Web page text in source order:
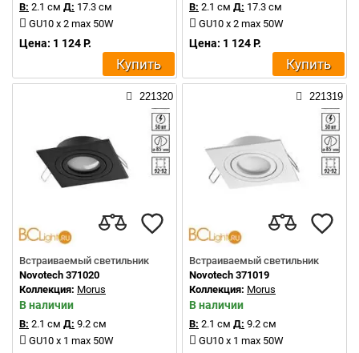
В: 2.1 см Д: 17.3 см
GU10 x 2 max 50W
Цена: 1 124 Р.
Купить
В: 2.1 см Д: 17.3 см
GU10 x 2 max 50W
Цена: 1 124 Р.
Купить
221320
Встраиваемый светильник
Novotech 371020
Коллекция: Morus
В наличии
В: 2.1 см Д: 9.2 см
GU10 x 1 max 50W
221319
Встраиваемый светильник
Novotech 371019
Коллекция: Morus
В наличии
В: 2.1 см Д: 9.2 см
GU10 x 1 max 50W